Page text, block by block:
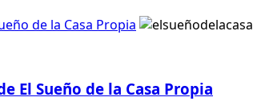
de la Casa Propia
El Sueño de la Casa Propia